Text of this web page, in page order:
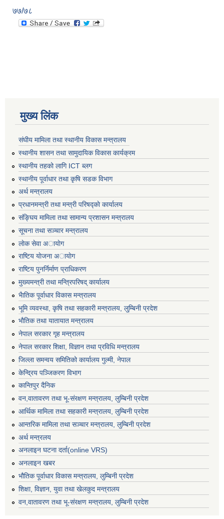
७७/७८
मुख्य लिंक
संघीय मामिला तथा स्थानीय विकास मन्त्रालय
स्थानीय शासन तथा सामुदायिक विकास कार्यक्रम
स्थानीय तहको लागि ICT ब्लग
स्थानीय पूर्वाधार तथा कृषि सडक विभाग
अर्थ मन्त्रालय
प्रधानमन्त्री तथा मन्त्री परिषद्काे कार्यालय
संङ्घिय मामिला तथा सामान्य प्रशासन मन्त्रालय
सूचना तथा सञ्चार मन्त्रालय
लाेक सेवा अायाेग
राष्टिय याेजना अायाेग
राष्टिय पुनर्निर्माण प्राधिकरण
मुख्यमन्त्री तथा मन्त्रिपरिषद् कार्यालय
भैातिक पूर्वाधार विकास मन्त्रालय
भूमि व्यवस्था, कृषि तथा सहकारी मन्त्रालय, लु्म्बिनी प्रदेश
भाैतिक तथा यातायात मन्त्रालय
नेपाल सरकार गृह मन्त्रालय
नेपाल सरकार शिक्षा, विज्ञान तथा प्रविधि मन्त्रालय
जिल्ला समन्वय समितिको कार्यालय गुल्मी, नेपाल
केन्द्रिय पञ्जिकरण विभाग
कान्तिपुर दैनिक
वन,वातावरण तथा भू-संरक्षण मन्त्रालय, लुम्बिनी प्रदेश
आर्थिक मामिला तथा सहकारी मन्त्रालय, लुम्बिनी प्रदेश
आन्तरिक मामिला तथा सञ्चार मन्त्रालय, लुम्बिनी प्रदेश
अर्थ मन्त्रलय
अनलाइन घटना दर्ता(online VRS)
अनलाइन खबर
भौतिक पूर्वाधार विकास मन्त्रालय, लुम्बिनी प्रदेश
शिक्षा, विज्ञान, युवा तथा खेलकुद मन्‍‍त्रालय
वन,वातावरण तथा भू-संरक्षण मन्त्रालय, लुम्बिनी प्रदेश